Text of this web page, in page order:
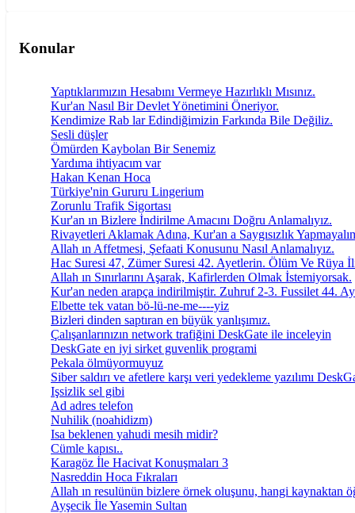
Konular
Yaptıklarımızın Hesabını Vermeye Hazırlıklı Mısınız.
Kur'an Nasıl Bir Devlet Yönetimini Öneriyor.
Kendimize Rab lar Edindiğimizin Farkında Bile Değiliz.
Sesli düşler
Ömürden Kaybolan Bir Senemiz
Yardıma ihtiyacım var
Hakan Kenan Hoca
Türkiye'nin Gururu Lingerium
Zorunlu Trafik Sigortası
Kur'an ın Bizlere İndirilme Amacını Doğru Anlamalıyız.
Rivayetleri Aklamak Adına, Kur'an a Saygısızlık
Allah ın Affetmesi, Şefaati Konusunu Nasıl Anlamalıyız.
Hac Suresi 47, Zümer Suresi 42. Ayetlerin. Ölüm Ve Rüya
Allah ın Sınırlarını Aşarak, Kafirlerden Olmak İstemiyorsak.
Kur'an neden arapça indirilmiştir. Zuhruf 2-3. Fussilet 44.
Elbette tek vatan bö-lü-ne-me----yiz
Bizleri dinden saptıran en büyük yanlışımız.
Çalışanlarınızın network trafiğini DeskGate ile inceleyin
DeskGate en iyi sirket guvenlik programi
Pekala ölmüyormuyuz
Siber saldırı ve afetlere karşı veri yedekleme yazılımı
Işsizlik sel gibi
Ad adres telefon
Nuhilik (noahidizm)
Isa beklenen yahudi mesih midir?
Cümle kapısı..
Karagöz İle Hacivat Konuşmaları 3
Nasreddin Hoca Fıkraları
Allah ın resulünün bizlere örnek oluşunu, hangi kaynaktan
Ayşecik İle Yasemin Sultan